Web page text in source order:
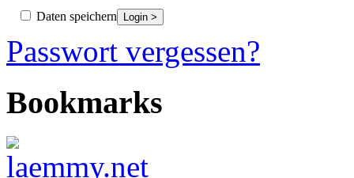
Daten speichern
Passwort vergessen?
Bookmarks